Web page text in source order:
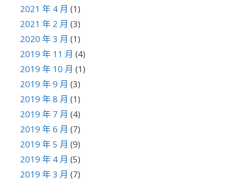
2021 年 4 月 (1)
2021 年 2 月 (3)
2020 年 3 月 (1)
2019 年 11 月 (4)
2019 年 10 月 (1)
2019 年 9 月 (3)
2019 年 8 月 (1)
2019 年 7 月 (4)
2019 年 6 月 (7)
2019 年 5 月 (9)
2019 年 4 月 (5)
2019 年 3 月 (7)